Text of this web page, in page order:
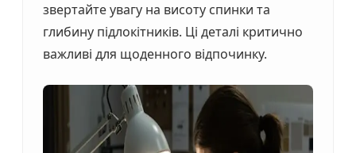
звертайте увагу на висоту спинки та
глибину підлокітників. Ці деталі критично
важливі для щоденного відпочинку.